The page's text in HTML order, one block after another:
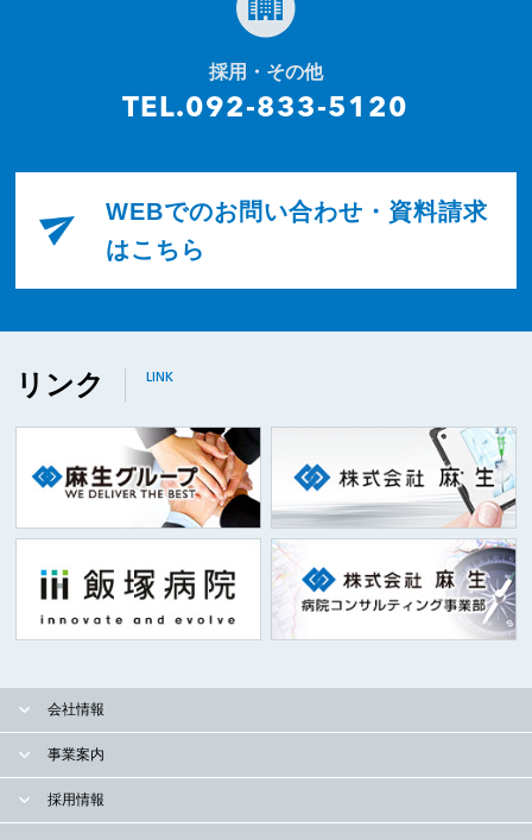
採用・その他
TEL.092-833-5120
WEBでのお問い合わせ・資料請求
はこちら
リンク LINK
会社情報
事業案内
採用情報